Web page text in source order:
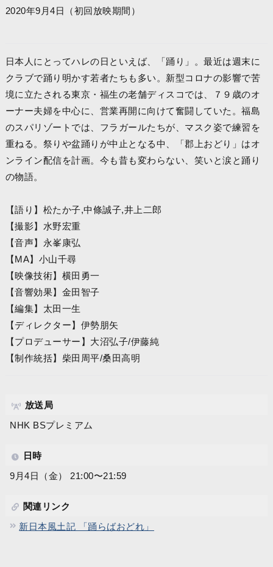
2020年9月4日（初回放映期間）
日本人にとってハレの日といえば、「踊り」。最近は週末に
クラブで踊り明かす若者たちも多い。新型コロナの影響で苦
境に立たされる東京・福生の老舗ディスコでは、７９歳のオ
ーナー夫婦を中心に、営業再開に向けて奮闘していた。福島
のスパリゾートでは、フラガールたちが、マスク姿で練習を
重ねる。祭りや盆踊りが中止となる中、「郡上おどり」はオ
ンライン配信を計画。今も昔も変わらない、笑いと涙と踊り
の物語。
【語り】松たか子,中條誠子,井上二郎
【撮影】水野宏重
【音声】永峯康弘
【MA】小山千尋
【映像技術】横田勇一
【音響効果】金田智子
【編集】太田一生
【ディレクター】伊勢朋矢
【プロデューサー】大沼弘子/伊藤純
【制作統括】柴田周平/桑田高明
放送局
NHK BSプレミアム
日時
9月4日（金） 21:00〜21:59
関連リンク
新日本風土記 「踊らばおどれ」